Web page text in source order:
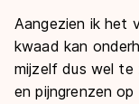
Aangezien ik het
kwaad kan
mijzelf dus wel
en pijngrenzen